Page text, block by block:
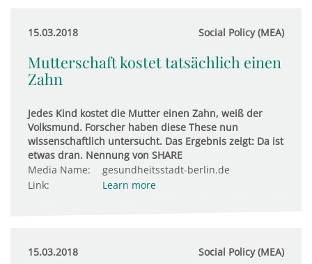
15.03.2018 Social Policy (MEA)
Mutterschaft kostet tatsächlich einen
Zahn
Jedes Kind kostet die Mutter einen Zahn, weiß der
Volksmund. Forscher haben diese These nun
wissenschaftlich untersucht. Das Ergebnis zeigt: Da ist
etwas dran. Nennung von SHARE
Media Name:
gesundheitsstadt-berlin.de
Link:
Learn more
15.03.2018 Social Policy (MEA)